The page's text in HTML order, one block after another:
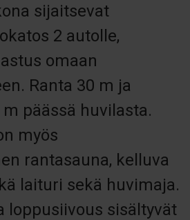
sijaitsevat
2 autolle,
omaan
Ranta 30 m ja
päässä huvilasta.
myös
rantasauna, kelluva
laituri sekä huvimaja.
loppusiivous sisältyvät